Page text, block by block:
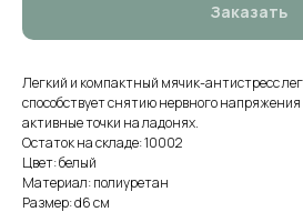
Заказать
Легкий и компактный мячик-антистресс
способствует снятию нервного
активные точки на ладонях.
Остаток на складе: 10002
Цвет: белый
Материал: полиуретан
Размер: d6 см